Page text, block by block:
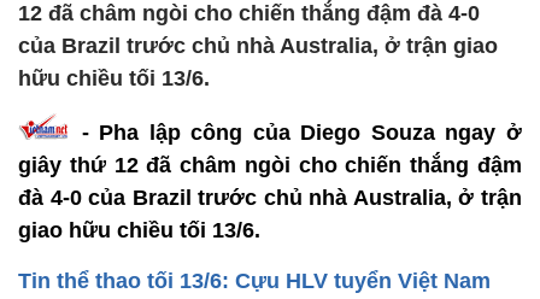
12 đã châm ngòi cho chiến thắng đậm đà 4-0
của Brazil trước chủ nhà Australia, ở trận giao
hữu chiều tối 13/6.
- Pha lập công của Diego Souza ngay ở
giây thứ 12 đã châm ngòi cho chiến thắng đậm
đà 4-0 của Brazil trước chủ nhà Australia, ở trận
giao hữu chiều tối 13/6.
Tin thể thao tối 13/6: Cựu HLV tuyển Việt Nam